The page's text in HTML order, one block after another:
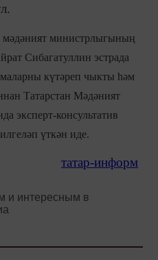
мәдәният министрлыгының
Сибагатуллин эстрада
күтәреп чыкты һәм
Татарстан Мәдәният
эксперт-консультатив
үткән иде.
татар-информ
и интересным в